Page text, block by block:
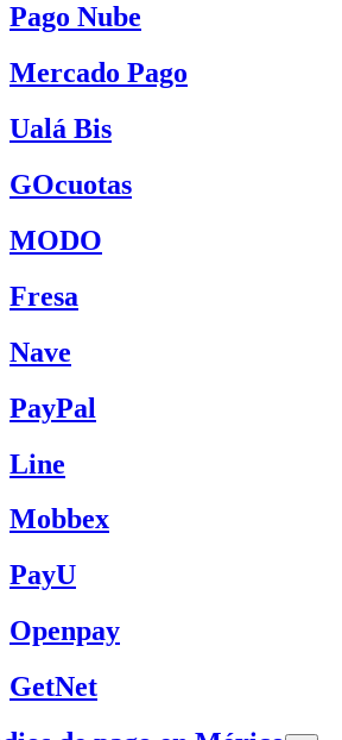
Pago Nube
Mercado Pago
Ualá Bis
GOcuotas
MODO
Fresa
Nave
PayPal
Line
Mobbex
PayU
Openpay
GetNet